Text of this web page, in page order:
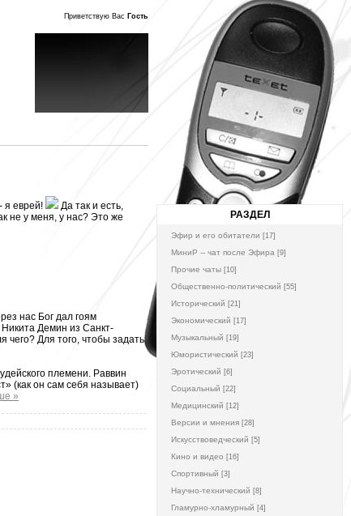
Приветствую Вас Гость
я еврей!
Да так и есть,
не у меня, у нас? Это же
нас Бог дал гоям
Демин из Санкт-
чего? Для того, чтобы задать
племени. Раввин
(как он сам себя называет)
»
РАЗДЕЛ
Эфир и его обитатели [17]
МиниР -- чат после Эфира [9]
Прочие чаты [10]
Общественно-политический [55]
Исторический [21]
Экономический [17]
Музыкальный [19]
Юмористический [23]
Эротический [6]
Социальный [22]
Медицинский [12]
Версии и мнения [28]
Искусствоведческий [5]
Кино и видео [16]
Спортивный [3]
Научно-технический [8]
Гламурно-хламурный [4]